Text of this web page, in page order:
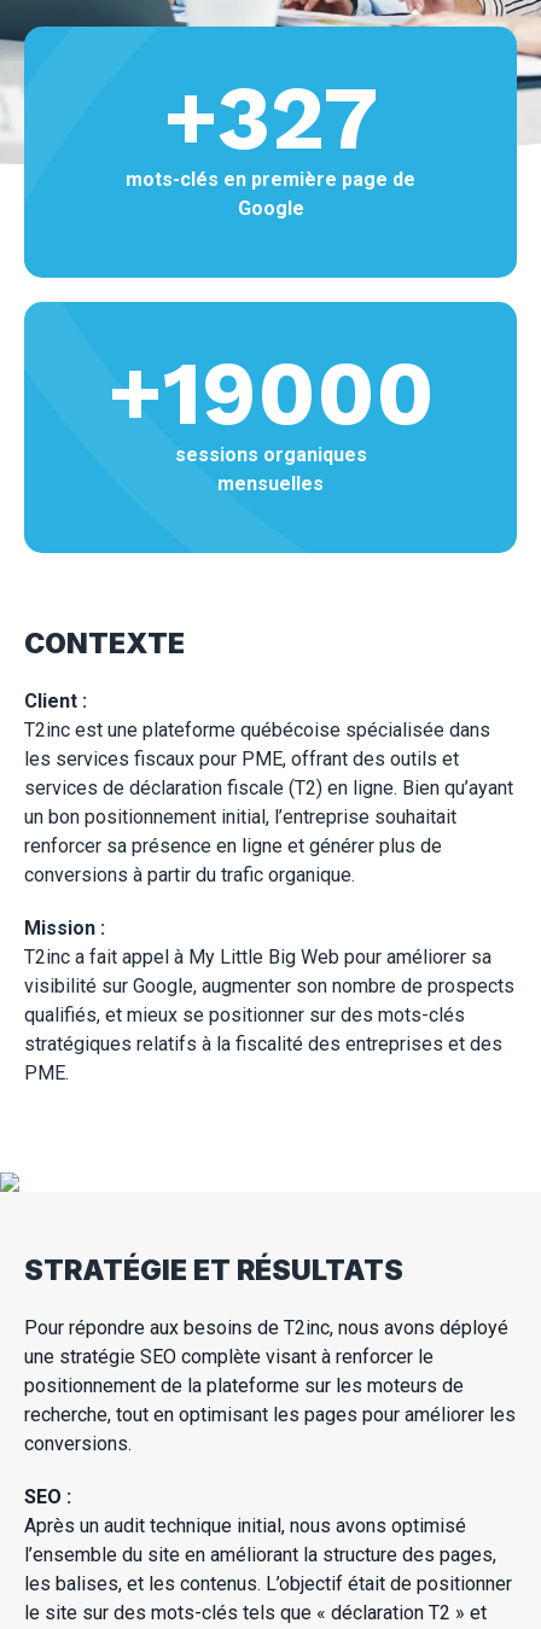
+327
mots-clés en première page de
Google
+19000
sessions organiques
mensuelles
CONTEXTE
Client :
T2inc est une plateforme québécoise spécialisée dans
les services fiscaux pour PME, offrant des outils et
services de déclaration fiscale (T2) en ligne. Bien qu’ayant
un bon positionnement initial, l’entreprise souhaitait
renforcer sa présence en ligne et générer plus de
conversions à partir du trafic organique.
Mission :
T2inc a fait appel à My Little Big Web pour améliorer sa
visibilité sur Google, augmenter son nombre de prospects
qualifiés, et mieux se positionner sur des mots-clés
stratégiques relatifs à la fiscalité des entreprises et des
PME.
STRATÉGIE ET RÉSULTATS
Pour répondre aux besoins de T2inc, nous avons déployé
une stratégie SEO complète visant à renforcer le
positionnement de la plateforme sur les moteurs de
recherche, tout en optimisant les pages pour améliorer les
conversions.
SEO :
Après un audit technique initial, nous avons optimisé
l’ensemble du site en améliorant la structure des pages,
les balises, et les contenus. L’objectif était de positionner
le site sur des mots-clés tels que « déclaration T2 » et